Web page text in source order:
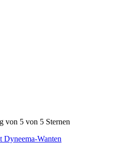
von 5 von 5 Sternen
Dyneema-Wanten